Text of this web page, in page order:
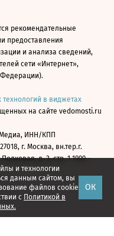
и технологии
данным сайтом, вы
файлов cookie
с Политикой в
ОК
рекомендательные
предоставления
и анализа сведений,
сети «Интернет»,
Федерации).
в виджетах
на сайте vedomosti.ru
ИНН/КПП
г. Москва, вн.тер.г.
д. 3, стр. 1 1999—